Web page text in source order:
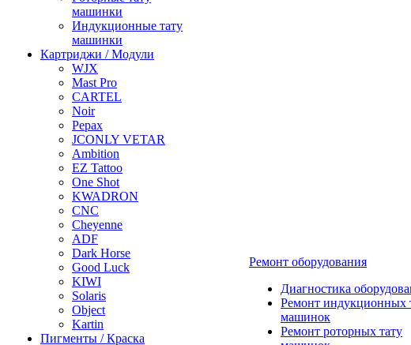
машинки
Индукционные тату
машинки
Картриджи / Модули
WJX
Mast Pro
CARTEL
Noir
Pepax
JCONLY VETAR
Ambition
EZ Tattoo
One Shot
KWADRON
CNC
Cheyenne
ADF
Dark Horse
Good Luck
KIWI
Solaris
Object
Kartin
Пигменты / Краска
Ремонт оборудования
Диагностика
Ремонт индукционных
машинок
Ремонт роторных тату